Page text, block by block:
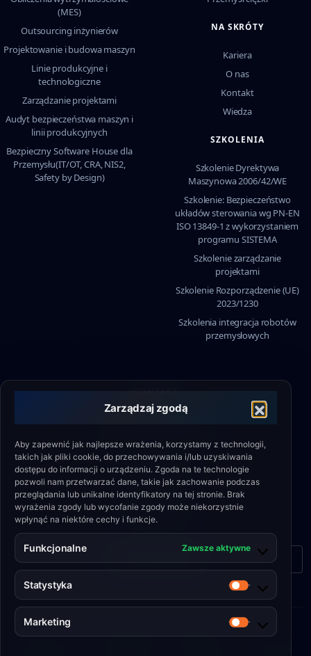
Zarządzaj zgodą
Aby zapewnić jak najlepsze wrażenia, korzystamy z technologii,
takich jak pliki cookie, do przechowywania i/lub uzyskiwania
dostępu do informacji o urządzeniu. Zgoda na te technologie
pozwoli nam przetwarzać dane, takie jak zachowanie podczas
przeglądania lub unikalne identyfikatory na tej stronie. Brak
wyrażenia zgody lub wycofanie zgody może niekorzystnie
wpłynąć na niektóre cechy i funkcje.
Funkcjonalne Zawsze aktywne
Statystyka
Statystyka
Marketing
Marketing
(MES)
Outsourcing inżynierów
Projektowanie i budowa maszyn
Linie produkcyjne i
technologiczne
Zarządzanie projektami
Audyt bezpieczeństwa maszyn i
linii produkcyjnych
Bezpieczny Software House dla
Przemysłu(IT/OT, CRA, NIS2,
Safety by Design)
NA SKRÓTY
Kariera
O nas
Kontakt
Wiedza
SZKOLENIA
Szkolenie Dyrektywa
Maszynowa 2006/42/WE
Szkolenie: Bezpieczeństwo
układów sterowania wg PN-EN
ISO 13849-1 z wykorzystaniem
programu SISTEMA
Szkolenie zarządzanie
projektami
Szkolenie Rozporządzenie (UE)
2023/1230
Szkolenia integracja robotów
przemysłowych
WSPARCIE
+48 790 336 664
EMAIL
biuro@eshield.pl
© 2026 Engineering Shield Sp. z o.o.